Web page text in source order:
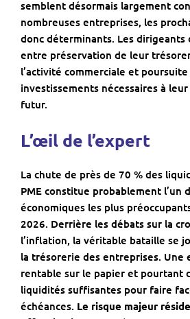
semblent désormais largement
nombreuses entreprises, les
donc déterminants. Les
entre préservation de leur
l’activité commerciale et poursuite
investissements nécessaires à
futur.
L’œil de l’expert
La chute de près de 70 % des
PME constitue probablement l’un
économiques les plus
2026. Derrière les débats sur la
l’inflation, la véritable bataille se
la trésorerie des entreprises.
rentable sur le papier et pourtant
liquidités suffisantes pour faire
échéances. Le risque majeur